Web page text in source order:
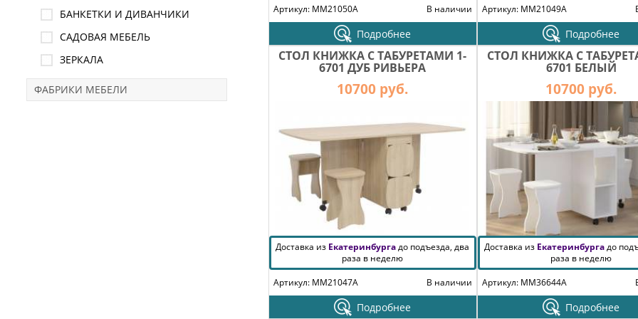
Артикул: MM21050A В наличии
Подробнее
Артикул: MM21049A
Подробнее
СТОЛ КНИЖКА С ТАБУРЕТАМИ 1-
6701 ДУБ РИВЬЕРА
10700 руб.
Доставка из Екатеринбургадо подъезда, два
раза в неделю
Артикул: MM21047A
В наличии
Подробнее
СТОЛ КНИЖКА С
6701 БЕЛЫЙ
10700 руб.
Доставка из Екатеринбургадо
раза в неделю
Артикул: MM36644A
Подробнее
БАНКЕТКИ И ДИВАНЧИКИ
САДОВАЯ МЕБЕЛЬ
ЗЕРКАЛА
ФАБРИКИ МЕБЕЛИ